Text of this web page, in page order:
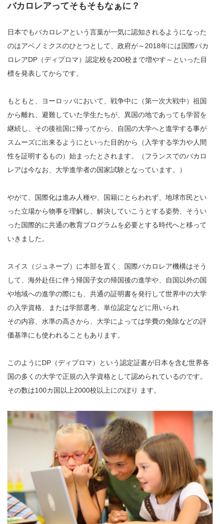
バカロレアってそもそもなぁに？
日本でもバカロレアという言葉が一気に認知されるようになった
のはアベノミクスのひとつとして、政府が～2018年には国際バカ
ロレアDP（ディプロマ）認定校を200校まで増やす～といった目
標を発表してからです。
もともと、ヨーロッパにおいて、戦争中に（第一次大戦中）祖国
から離れ、避難していた学生たちが、異国の地であっても学習を
継続し、その後祖国に帰ってから、自国の大学へと進学する事が
スムーズに出来るようにといった目的から（入学する学力や人間
性を証明するもの）始まったとされます。（フランスでのバカロ
レアは今なお、大学進学者の国家試験となっています。）
やがて、国際化は進み人種や、国籍にとらわれず、地球市民とい
った立場から物事を理解し、解決していこうとする姿勢、そうい
った国際的に共通の教育プログラムを必要とする時代へと移って
いきました。
スイス（ジュネーブ）に本部を置く、国際バカロレア機構はそう
して、海外赴任に伴う帰国子女の帰国後の進学や、自国以外の国
や地域への進学の際にも、共通の証明書を発行して世界中の大学
の入学資格、または学部選考、単位認定などに用いられ
その内容、水準の高さから、大学によっては学費の免除などの評
価基準にも使われることもあります。
このようにDP（ディプロマ）という認定証書が日本を含む世界各
国の多くの大学で正規の入学資格として認められているのです。
その数は100カ国以上2000校以上にのぼり ます。